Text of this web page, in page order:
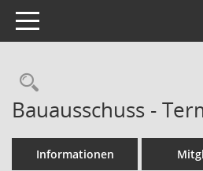
Toggle navigation
Rechercheauswahl
Bauausschuss -
Informationen